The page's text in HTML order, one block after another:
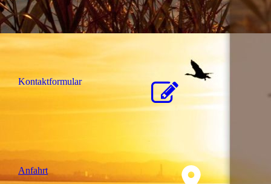
Kon­takt­for­mu­lar
Anfahrt